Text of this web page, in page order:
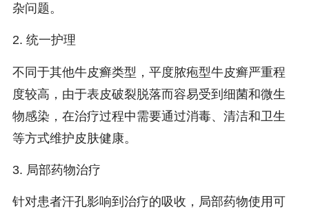
杂问题。
2. 统一护理
不同于其他牛皮癣类型，平度脓疱型牛皮癣严重程
度较高，由于表皮破裂脱落而容易受到细菌和微生
物感染，在治疗过程中需要通过消毒、清洁和卫生
等方式维护皮肤健康。
3. 局部药物治疗
针对患者汗孔影响到治疗的吸收，局部药物使用可